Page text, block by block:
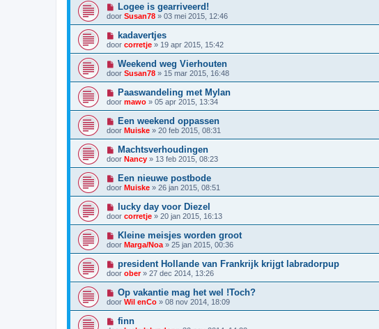
Logee is gearriveerd!
door Susan78 » 03 mei 2015, 12:46
kadavertjes
door corretje » 19 apr 2015, 15:42
Weekend weg Vierhouten
door Susan78 » 15 mar 2015, 16:48
Paaswandeling met Mylan
door mawo » 05 apr 2015, 13:34
Een weekend oppassen
door Muiske » 20 feb 2015, 08:31
Machtsverhoudingen
door Nancy » 13 feb 2015, 08:23
Een nieuwe postbode
door Muiske » 26 jan 2015, 08:51
lucky day voor Diezel
door corretje » 20 jan 2015, 16:13
Kleine meisjes worden groot
door Marga/Noa » 25 jan 2015, 00:36
president Hollande van Frankrijk krijgt labradorpup
door ober» 27 dec 2014, 13:26
Op vakantie mag het wel !Toch?
door Wil enCo » 08 nov 2014, 18:09
finn